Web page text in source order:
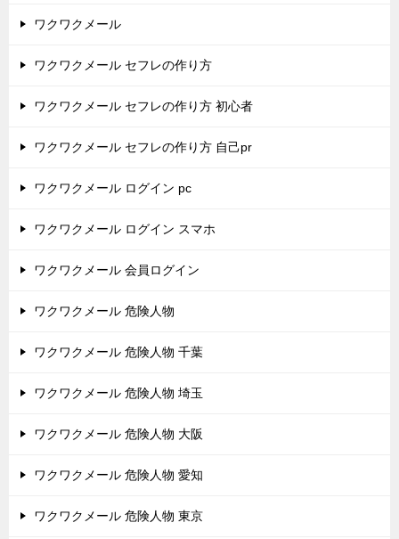
ワクワクメール
ワクワクメール セフレの作り方
ワクワクメール セフレの作り方 初心者
ワクワクメール セフレの作り方 自己pr
ワクワクメール ログイン pc
ワクワクメール ログイン スマホ
ワクワクメール 会員ログイン
ワクワクメール 危険人物
ワクワクメール 危険人物 千葉
ワクワクメール 危険人物 埼玉
ワクワクメール 危険人物 大阪
ワクワクメール 危険人物 愛知
ワクワクメール 危険人物 東京